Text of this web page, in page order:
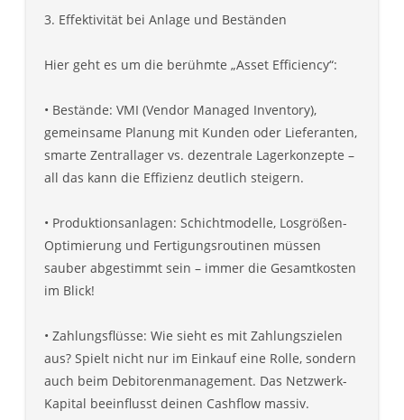
3. Effektivität bei Anlage und Beständen
Hier geht es um die berühmte „Asset Efficiency“:
• Bestände: VMI (Vendor Managed Inventory),
gemeinsame Planung mit Kunden oder Lieferanten,
smarte Zentrallager vs. dezentrale Lagerkonzepte –
all das kann die Effizienz deutlich steigern.
• Produktionsanlagen: Schichtmodelle, Losgrößen-
Optimierung und Fertigungsroutinen müssen
sauber abgestimmt sein – immer die Gesamtkosten
im Blick!
• Zahlungsflüsse: Wie sieht es mit Zahlungszielen
aus? Spielt nicht nur im Einkauf eine Rolle, sondern
auch beim Debitorenmanagement. Das Netzwerk-
Kapital beeinflusst deinen Cashflow massiv.